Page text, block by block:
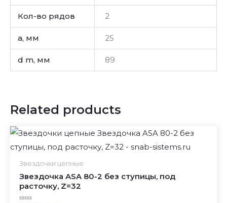
Кол-во рядов 2
a, мм 25
d m, мм 89
Related products
Звездочки цепные
Звездочка ASA 80-2 без ступицы, под
расточку, Z=32